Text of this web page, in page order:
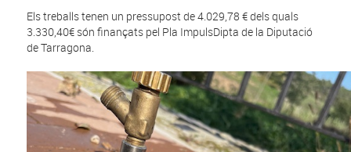
Els treballs tenen un pressupost de 4.029,78 € dels quals
3.330,40€ són finançats pel Pla ImpulsDipta de la Diputació
de Tarragona.